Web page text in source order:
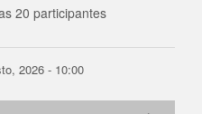
20 participantes
2026 - 10:00